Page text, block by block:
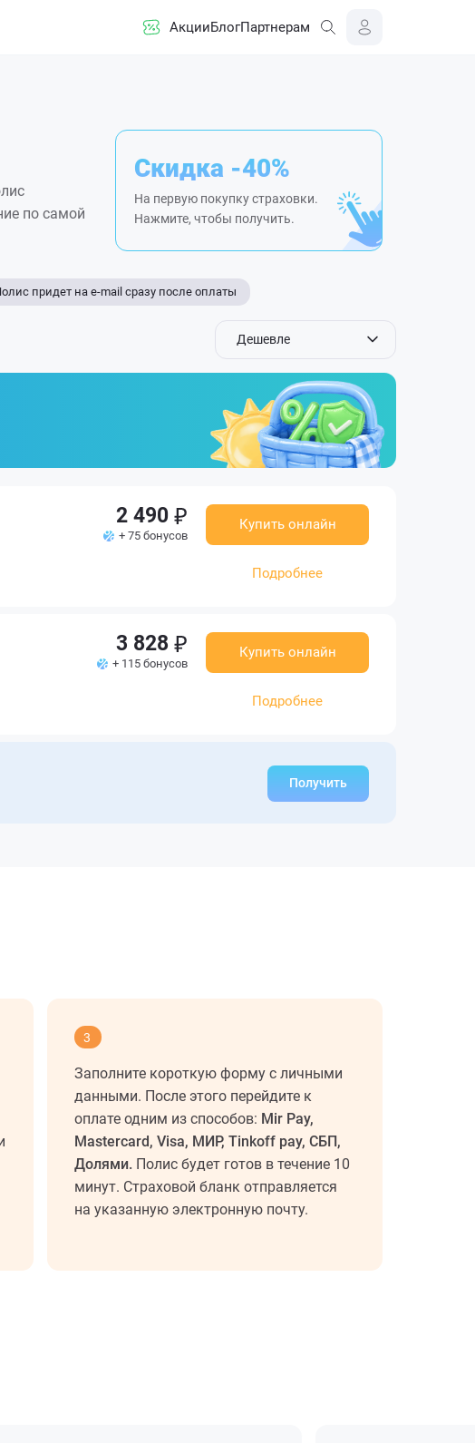
АкцииБлогПартнерам
по самой
Скидка -40%
На первую покупку страховки.
Нажмите, чтобы получить.
придет на e-mail сразу после оплаты
Дешевле
2 490
+ 75 бонусов
Купить онлайн
Подробнее
3 828
+ 115 бонусов
Купить онлайн
Подробнее
Получить
3
Заполните короткую форму с личными
данными. После этого перейдите к
оплате одним из способов: Mir Pay,
Mastercard, Visa, МИР, Tinkoff pay, СБП,
Долями. Полис будет готов в течение 10
минут. Страховой бланк отправляется
на указанную электронную почту.